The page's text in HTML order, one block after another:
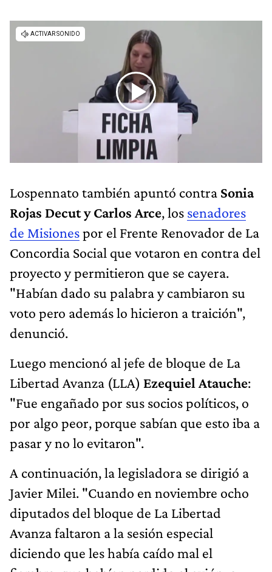
Lospennato también apuntó contra Sonia
Rojas Decut y Carlos Arce, los senadores
de Misionespor el Frente Renovador de La
Concordia Social que votaron en contra del
proyecto y permitieron que se cayera.
"Habían dado su palabra y cambiaron su
voto pero además lo hicieron a traición",
denunció.
Luego mencionó al jefe de bloque de La
Libertad Avanza (LLA) Ezequiel Atauche:
"Fue engañado por sus socios políticos, o
por algo peor, porque sabían que esto iba a
pasar y no lo evitaron".
A continuación, la legisladora se dirigió a
Javier Milei. "Cuando en noviembre ocho
diputados del bloque de La Libertad
Avanza faltaron a la sesión especial
diciendo que les había caído mal el